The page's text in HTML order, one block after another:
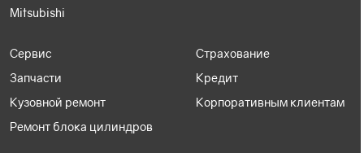
Mitsubishi
Сервис
Запчасти
Кузовной ремонт
Ремонт блока цилиндров
Страхование
Кредит
Корпоративным клиентам